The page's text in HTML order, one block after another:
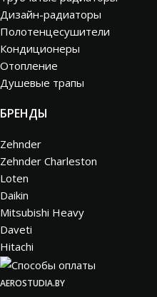
Дизайн-радиаторы
Полотенцесушители
Кондиционеры
Отопление
Душевые трапы
БРЕНДЫ
Zehnder
Zehnder Charleston
Loten
Daikin
Mitsubishi Heavy
Daveti
Hitachi
AEROSTUDIA.BY